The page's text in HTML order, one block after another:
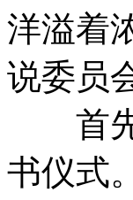
洋溢着
说委员
首先
书仪式